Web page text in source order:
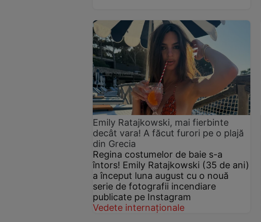
Emily Ratajkowski, mai fierbinte
decât vara! A făcut furori pe o plajă
din Grecia
Regina costumelor de baie s-a
întors! Emily Ratajkowski (35 de ani)
a început luna august cu o nouă
serie de fotografii incendiare
publicate pe Instagram
Vedete internaționale